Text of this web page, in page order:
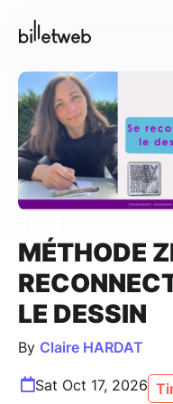
MÉTHODE
LE DESSIN
By Claire HARDAT
Sat Oct 17, 2026